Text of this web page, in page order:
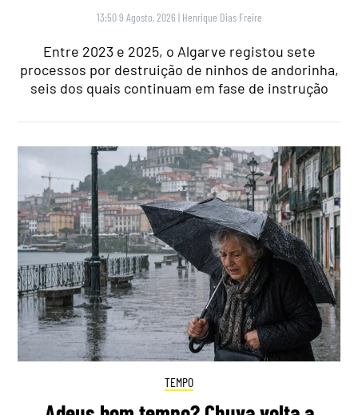
13:50 9 Agosto, 2026 | Henrique Dias Freire
Entre 2023 e 2025, o Algarve registou sete
processos por destruição de ninhos de andorinha,
seis dos quais continuam em fase de instrução
TEMPO